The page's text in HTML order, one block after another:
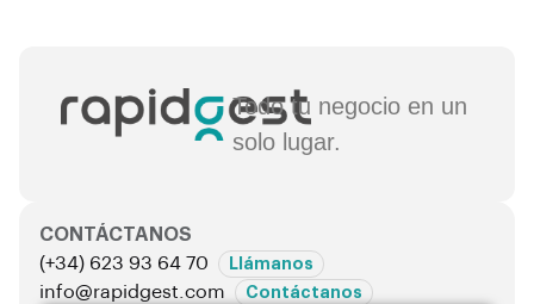
Todo tu negocio en un
solo lugar.
CONTÁCTANOS
(+34) 623 93 64 70
Llámanos
info@rapidgest.com Contáctanos